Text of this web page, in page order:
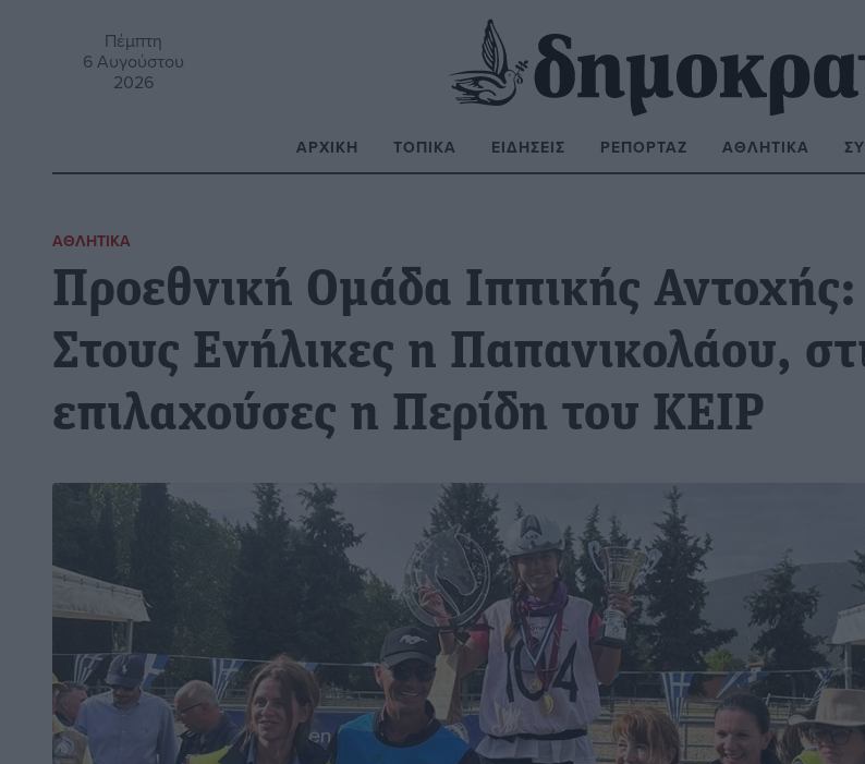
Πέμπτη
6 Αυγούστου
2026
ΑΡΧΙΚΉ ΤΟΠΙΚΆ ΕΙΔΉΣΕΙΣ ΡΕΠΟΡΤΆΖ ΑΘΛΗΤΙΚΆ
ΑΘΛΗΤΙΚΆ
Προεθνική Ομάδα Ιππικής Αντοχής:
Στους Ενήλικες η Παπανικολάου,
επιλαχούσες η Περίδη του ΚΕΙΡ